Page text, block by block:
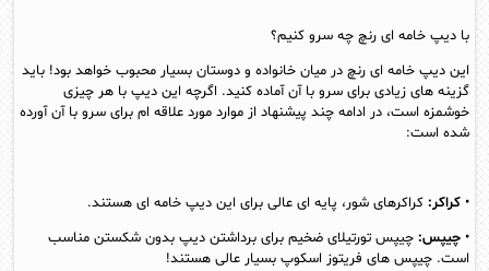
با دیپ خامه ای رنچ چه سرو کنیم؟
این دیپ خامه ای رنچ در میان خانواده و دوستان بسیار محبوب خواهد بود! باید
گزینه های زیادی برای سرو با آن آماده کنید. اگرچه این دیپ با هر چیزی
خوشمزه است، در ادامه چند پیشنهاد از موارد مورد علاقه ام برای سرو با آن آورده
شده است:
• کراکر: کراکرهای شور، پایه ای عالی برای این دیپ خامه ای هستند.
• چیپس: چیپس تورتیلای ضخیم برای برداشتن دیپ بدون شکستن مناسب
است. چیپس های فریتوز اسکوپ بسیار عالی هستند!